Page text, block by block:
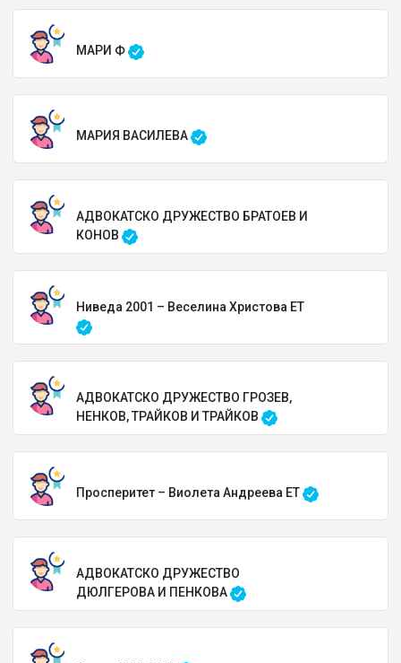
МАРИ Ф
МАРИЯ ВАСИЛЕВА
АДВОКАТСКО ДРУЖЕСТВО БРАТОЕВ И
КОНОВ
Ниведа 2001 – Веселина Христова ЕТ
АДВОКАТСКО ДРУЖЕСТВО ГРОЗЕВ,
НЕНКОВ, ТРАЙКОВ И ТРАЙКОВ
Просперитет – Виолета Андреева ЕТ
АДВОКАТСКО ДРУЖЕСТВО
ДЮЛГЕРОВА И ПЕНКОВА